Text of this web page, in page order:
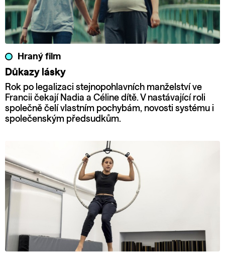
Hraný film
Důkazy lásky
Rok po legalizaci stejnopohlavních manželství ve
Francii čekají Nadia a Céline dítě. V nastávající roli
společně čelí vlastním pochybám, novosti systému i
společenským předsudkům.